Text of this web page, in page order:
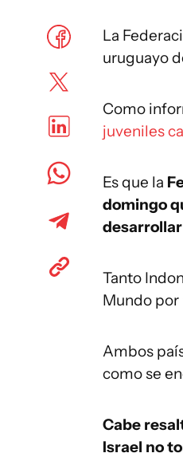
La
uruguayo
Como
juveniles
Es que la
domingo
desarrollar
Tanto
Mundo
Ambos
como se
Cabe
Israel no